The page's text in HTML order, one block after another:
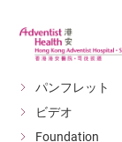
パンフレット
ビデオ
Foundation